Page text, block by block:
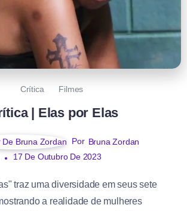
Crítica Filmes
| Elas por Elas
Por Bruna Zordan
17 De Outubro De 2023
traz uma diversidade em seus sete
a realidade de mulheres